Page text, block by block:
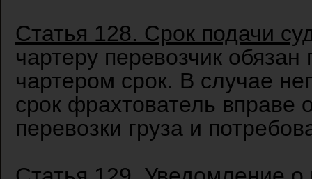
Статья 128. Срок подачи
чартеру перевозчик
чартером срок. В случае
срок фрахтователь вправе
перевозки груза и